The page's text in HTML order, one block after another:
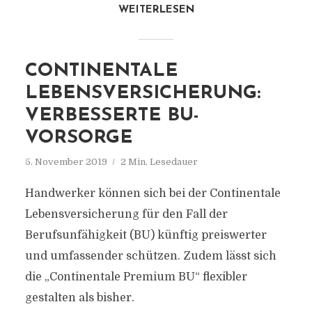
WEITERLESEN
CONTINENTALE
LEBENSVERSICHERUNG:
VERBESSERTE BU-
VORSORGE
5. November 2019 2 Min. Lesedauer
Handwerker können sich bei der Continentale
Lebensversicherung für den Fall der
Berufsunfähigkeit (BU) künftig preiswerter
und umfassender schützen. Zudem lässt sich
die „Continentale Premium BU“ flexibler
gestalten als bisher.